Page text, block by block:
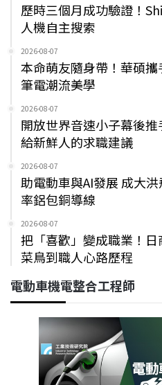
歷時三個月成功驗證！
人機自主搜索
2026-08-07
本命萌友隨身帶！華碩
筆電潮流美學
2026-08-07
開放世界音速小子幕後
給新鮮人的求職建議
2026-08-07
助電動車與AI發展 成大
率鋁包銅導線
2026-08-07
把「喜歡」變成職業！
菜鳥到職人心路歷程
電動車機電整合工程師